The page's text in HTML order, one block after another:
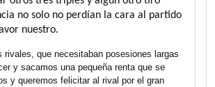
no solo no perdían la cara al partido
nuestro.
que necesitaban posesiones largas
y sacamos una pequeña renta que se
y queremos felicitar al rival por el gran